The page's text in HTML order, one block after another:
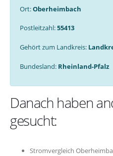
Ort:Oberheimbach
Postleitzahl:55413
Gehört zum Landkreis:
Bundesland: Rheinland-Pfalz
Danach haben
gesucht:
Stromvergleich